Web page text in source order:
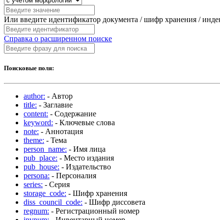
Или введите идентификатор документа / шифр хранения /
Справка о расширенном поиске
Поисковые поля:
author: - Автор
title: - Заглавие
content: - Содержание
keyword: - Ключевые слова
note: - Аннотация
theme: - Тема
person_name: - Имя лица
pub_place: - Место издания
pub_house: - Издательство
persona: - Персоналия
series: - Серия
storage_code: - Шифр хранения
diss_council_code: - Шифр диссовета
regnum: - Регистрационный номер